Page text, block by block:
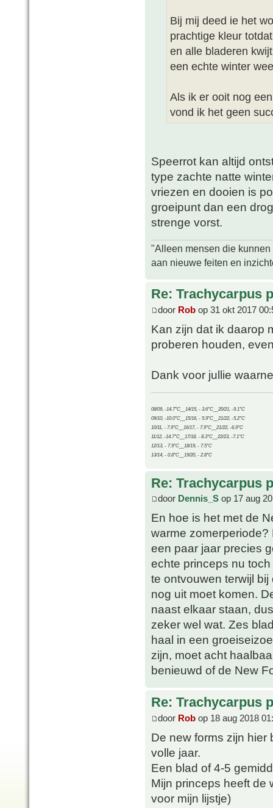
Bij mij deed ie het
prachtige kleur
en alle bladeren
een echte winter
Als ik er ooit nog
vond ik het geen
Speerrot kan altijd
type zachte natte
vriezen en dooien is
groeipunt dan een
strenge vorst.
"Alleen mensen die
aan nieuwe feiten en
Re: Trachycarpus
door Rob op 31 okt 2017
Kan zijn dat ik daarop
proberen houden,
Dank voor jullie
08/09, -14.7°C__14/15, - 3.6°C__20/21, -9.1°C
09/10, -10.0°C__15/16, - 5.9°C__21/22, -5.2°C
10/11, - 7.9°C__16/17, - 7.9°C__21/22, -6.9°C
11/12, -14.7°C__17/18, - 8.3°C__22/23, -7.1°C
12/13, - 7.9°C__18/19, - 7.5°C
13/14, - 0.8°C__19/20, - 2.8°C
Re: Trachycarpus
door Dennis_S op 17 aug
En hoe is het met de
warme
een paar jaar precies
echte princeps nu
te ontvouwen terwijl
nog uit moet komen.
naast elkaar staan,
zeker wel wat. Zes
haal in een
zijn, moet acht
benieuwd of de New
Re: Trachycarpus
door Rob op 18 aug 2018
De new forms zijn
volle jaar.
Een blad of 4-5
Mijn princeps heeft de
voor mijn lijstje)